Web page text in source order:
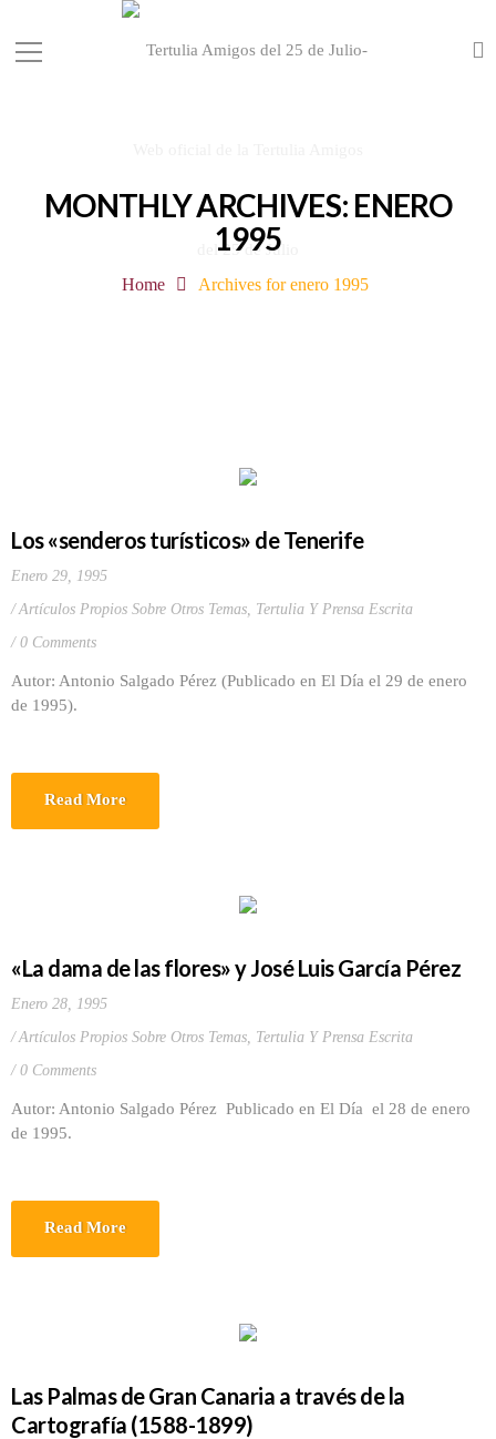
MONTHLY ARCHIVES: ENERO
1995
Home Archives for enero 1995
Los «senderos turísticos» de Tenerife
Enero 29, 1995
Artículos Propios Sobre Otros Temas, Tertulia Y Prensa Escrita
0 Comments
Autor: Antonio Salgado Pérez (Publicado en El Día el 29 de enero
de 1995).
Read More
«La dama de las flores» y José Luis García Pérez
Enero 28, 1995
Artículos Propios Sobre Otros Temas, Tertulia Y Prensa Escrita
0 Comments
Autor: Antonio Salgado Pérez Publicado en El Día el 28 de enero
de 1995.
Read More
Las Palmas de Gran Canaria a través de la
Cartografía (1588-1899)